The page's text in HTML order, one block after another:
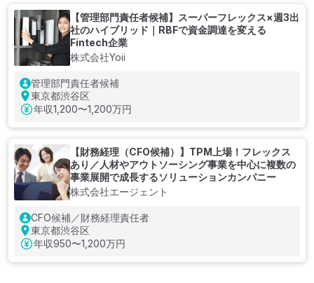
【管理部門責任者候補】スーパーフレックス×週3出
社のハイブリッド｜RBFで資金調達を変える
Fintech企業
株式会社Yoii
管理部門責任者候補
東京都渋谷区
年収1,200〜1,200万円
【財務経理（CFO候補）】TPM上場！フレックス
あり／人材やアウトソーシング事業を中心に複数の
事業展開で成長するソリューションカンパニー
株式会社エージェント
CFO候補／財務経理責任者
東京都渋谷区
年収950〜1,200万円